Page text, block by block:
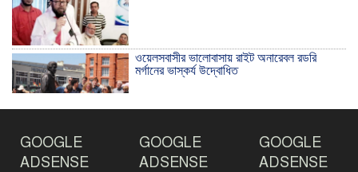
ওয়েলসবাসীর ভালোবাসায় রাইট অনারেবল রডরি
মর্গানের ভাস্কর্য উদ্বোধিত
GOOGLE
ADSENSE
GOOGLE
ADSENSE
GOOGLE
ADSENSE